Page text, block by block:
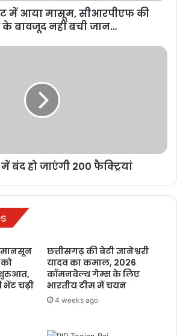
संगवारी’’ के अंतर्गत विभिन्न विभागों की 27
राशन कार्ड, आय प्रमाण पत्र, निवास प्रमाण
कार्ड, पैन कार्ड इत्यादि सेवाओं के लिए टोल-फ्री
सुप्रीम कोर्ट और PMO तक पहुंचा
में छात्रों का आंदोलन तेज, शिक्षा व्यवस्था
और मंत्री के इस्तीफे की मांग
7 days ago
बीआर कार्यालय परिसर में गंदगी
अंबार, तोड़फोड़ और अव्यवस्था से
व आमजन परेशान
ने ‘मन की बात’ में की कोरबा के जल
में आया मासूम, सीआरपीएफ की
बावजूद नहीं बची जान…
बंद हो जाएंगी 200 फैक्ट्रियां
मानसून
शुरुआत,
भेंट चढ़ी
छत्तीसगढ़ की बेटी ज्ञानेश्वरी
यादव का कमाल, 2026
कॉमनवेल्थ गेम्स के लिए
भारतीय टीम में चयन
4 weeks ago